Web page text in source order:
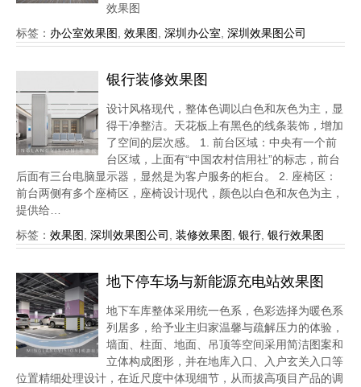
效果图
标签： 办公室效果图 效果图 深圳办公室 深圳效果图公司
银行装修效果图
设计风格现代，整体色调以白色和灰色为主，显
得干净整洁。天花板上有黑色的线条装饰，增加
了空间的层次感。 1. 前台区域：中央有一个前
台区域，上面有“中国农村信用社”的标志，前台
后面有三台电脑显示器，显然是为客户服务的柜台。 2. 座椅区：
前台两侧有多个座椅区，座椅设计现代，颜色以白色和灰色为主，
提供给…
标签： 效果图 深圳效果图公司 装修效果图 银行 银行效果图
地下停车场与新能源充电站效果图
地下车库整体采用统一色系，色彩选择为暖色系
列居多，给予业主归家温馨与疏解压力的体验，
墙面、柱面、地面、吊顶等空间采用简洁图案和
立体构成图形，并在地库入口、入户玄关入口等
位置精细处理设计，在近尺度中体现细节，从而拔高项目产品的调